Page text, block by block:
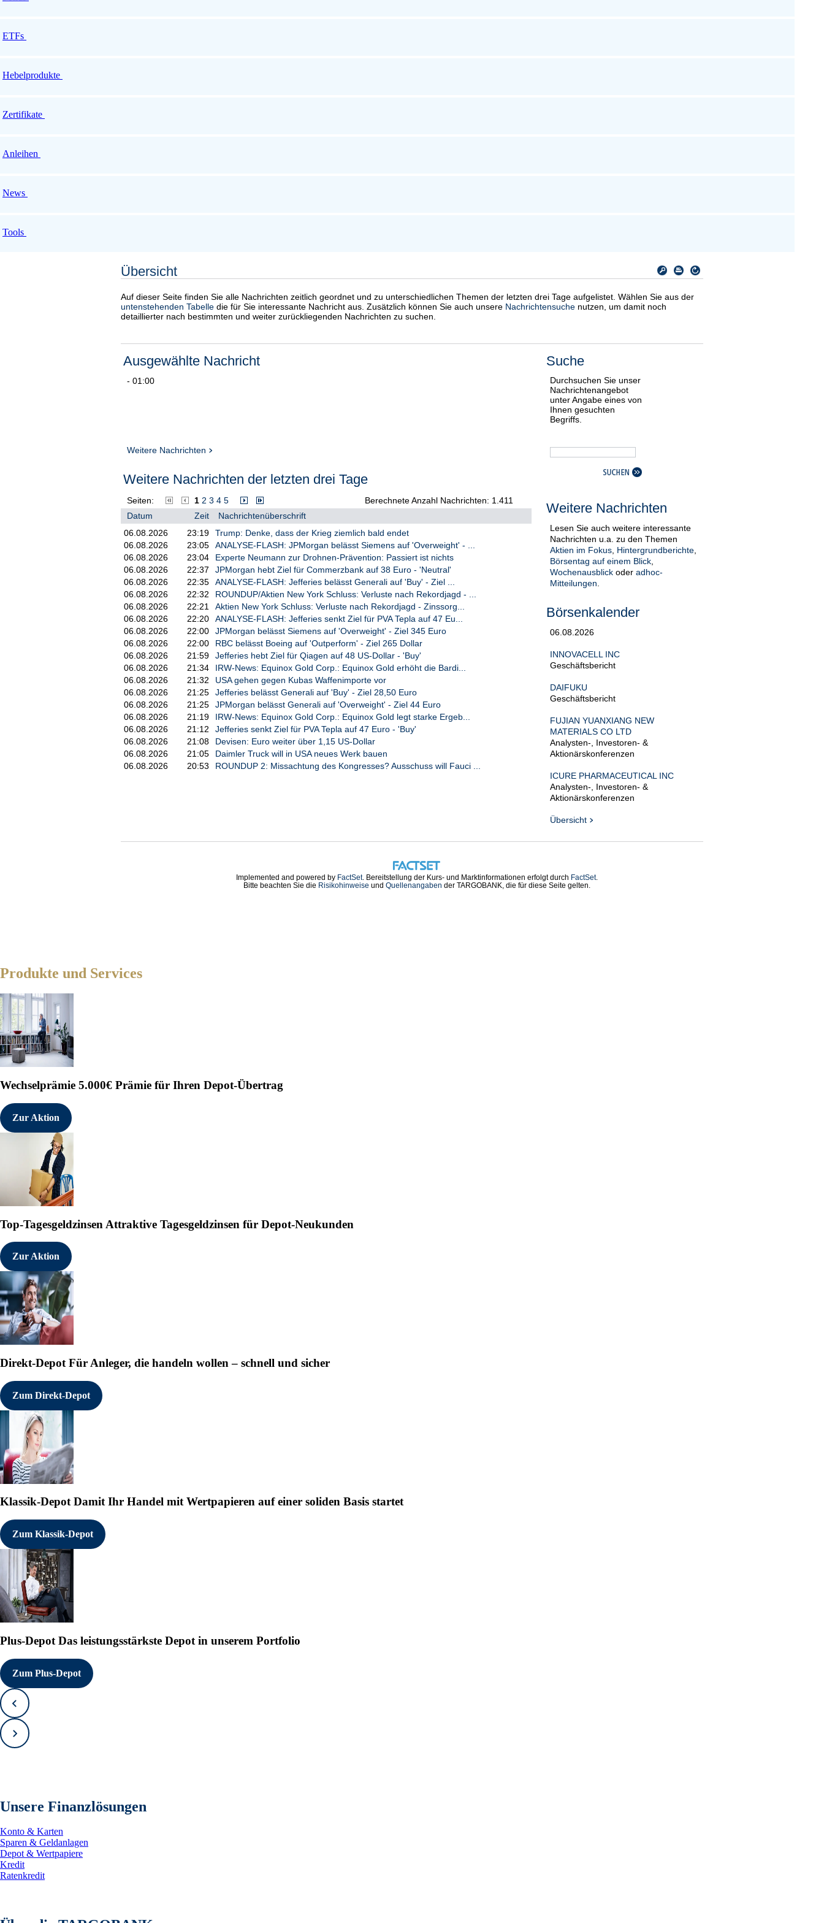
ETFs
Hebelprodukte
Zertifikate
Anleihen
News
Tools
Übersicht
Auf dieser Seite finden Sie alle Nachrichten zeitlich geordnet und zu unterschiedlichen Themen der letzten drei Tage aufgelistet. Wählen Sie aus der
untenstehenden Tabelle die für Sie interessante Nachricht aus. Zusätzlich können Sie auch unsere Nachrichtensuche nutzen, um damit noch
detaillierter nach bestimmten und weiter zurückliegenden Nachrichten zu suchen.
Ausgewählte Nachricht
- 01:00
Weitere Nachrichten
Weitere Nachrichten der letzten drei Tage
Seiten: 1 2 3 4 5
Berechnete Anzahl Nachrichten: 1.411
Datum
Zeit
Nachrichtenüberschrift
06.08.2026
23:19
Trump: Denke, dass der Krieg ziemlich bald endet
06.08.2026
23:05
ANALYSE-FLASH: JPMorgan belässt Siemens auf 'Overweight' - ...
06.08.2026
23:04
Experte Neumann zur Drohnen-Prävention: Passiert ist nichts
06.08.2026
22:37
JPMorgan hebt Ziel für Commerzbank auf 38 Euro - 'Neutral'
06.08.2026
22:35
ANALYSE-FLASH: Jefferies belässt Generali auf 'Buy' - Ziel ...
06.08.2026
22:32
ROUNDUP/Aktien New York Schluss: Verluste nach Rekordjagd - ...
06.08.2026
22:21
Aktien New York Schluss: Verluste nach Rekordjagd - Zinssorg...
06.08.2026
22:20
ANALYSE-FLASH: Jefferies senkt Ziel für PVA Tepla auf 47 Eu...
06.08.2026
22:00
JPMorgan belässt Siemens auf 'Overweight' - Ziel 345 Euro
06.08.2026
22:00
RBC belässt Boeing auf 'Outperform' - Ziel 265 Dollar
06.08.2026
21:59
Jefferies hebt Ziel für Qiagen auf 48 US-Dollar - 'Buy'
06.08.2026
21:34
IRW-News: Equinox Gold Corp.: Equinox Gold erhöht die Bardi...
06.08.2026
21:32
USA gehen gegen Kubas Waffenimporte vor
06.08.2026
21:25
Jefferies belässt Generali auf 'Buy' - Ziel 28,50 Euro
06.08.2026
21:25
JPMorgan belässt Generali auf 'Overweight' - Ziel 44 Euro
06.08.2026
21:19
IRW-News: Equinox Gold Corp.: Equinox Gold legt starke Ergeb...
06.08.2026
21:12
Jefferies senkt Ziel für PVA Tepla auf 47 Euro - 'Buy'
06.08.2026
21:08
Devisen: Euro weiter über 1,15 US-Dollar
06.08.2026
21:05
Daimler Truck will in USA neues Werk bauen
06.08.2026
20:53 ROUNDUP 2: Missachtung des Kongresses? Ausschuss will Fauci ...
Suche
Durchsuchen Sie unser
Nachrichtenangebot
unter Angabe eines von
Ihnen gesuchten
Begriffs.
Weitere Nachrichten
Lesen Sie auch weitere interessante
Nachrichten u.a. zu den Themen
Aktien im Fokus Hintergrundberichte
Börsentag auf einem Blick
Wochenausblick oder adhoc-
Mitteilungen
Börsenkalender
06.08.2026
INNOVACELL INC
Geschäftsbericht
DAIFUKU
Geschäftsbericht
FUJIAN YUANXIANG NEW
MATERIALS CO LTD
Analysten-, Investoren- &
Aktionärskonferenzen
ICURE PHARMACEUTICAL INC
Analysten-, Investoren- &
Aktionärskonferenzen
Übersicht
Implemented and powered by FactSet. Bereitstellung der Kurs- und Marktinformationen erfolgt durch FactSet.
Bitte beachten Sie die Risikohinweise und Quellenangaben der TARGOBANK, die für diese Seite gelten.
Produkte und Services
Wechselprämie 5.000€ Prämie für Ihren Depot-Übertrag
Zur Aktion
Top-Tagesgeldzinsen Attraktive Tagesgeldzinsen für Depot-Neukunden
Zur Aktion
Direkt-Depot Für Anleger, die handeln wollen – schnell und sicher
Zum Direkt-Depot
Klassik-DepotDamit Ihr Handel mit Wertpapieren auf einer soliden Basis startet
Zum Klassik-Depot
Plus-Depot Das leistungsstärkste Depot in unserem Portfolio
Zum Plus-Depot
Zurück
Vorwärts
Unsere Finanzlösungen
Konto & Karten
Sparen & Geldanlagen
Depot & Wertpapiere
Kredit
Ratenkredit